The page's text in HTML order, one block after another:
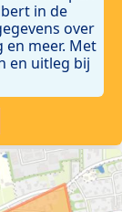
in de
over
meer. Met
en uitleg bij